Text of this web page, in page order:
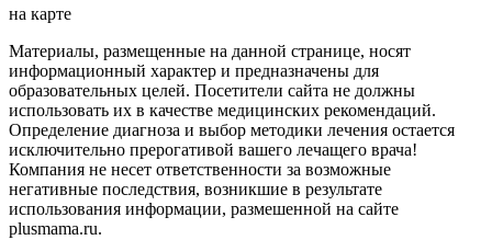
на карте
Материалы, размещенные на данной странице, носят
информационный характер и предназначены для
образовательных целей. Посетители сайта не должны
использовать их в качестве медицинских рекомендаций.
Определение диагноза и выбор методики лечения остается
исключительно прерогативой вашего лечащего врача!
Компания не несет ответственности за возможные
негативные последствия, возникшие в результате
использования информации, размешенной на сайте
plusmama.ru.